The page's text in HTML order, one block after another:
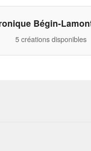
Bégin-
5 créations disponibles